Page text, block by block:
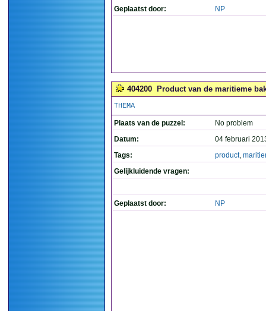
Geplaatst door: NP
404200 Product van de maritieme
THEMA
Plaats van de puzzel:
No problem
Datum:
04 februari
Tags:
product,
Gelijkluidende vragen:
Geplaatst door: NP